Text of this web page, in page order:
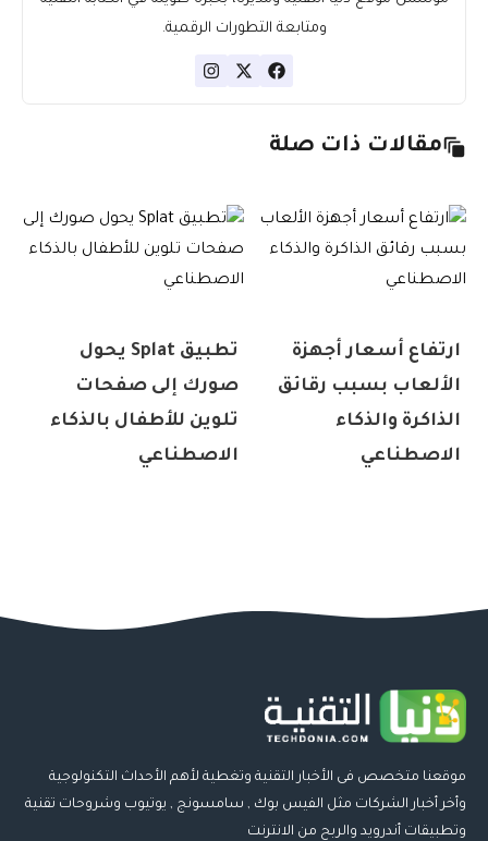
ومتابعة التطورات الرقمية.
مقالات ذات صلة
ارتفاع أسعار أجهزة
الألعاب بسبب رقائق
الذاكرة والذكاء
الاصطناعي
تطبيق Splat يحول
صورك إلى صفحات
تلوين للأطفال بالذكاء
الاصطناعي
موقعنا متخصص فى الأخبار التقنية وتغطية لأهم الأحداث التكنولوجية
وأخر أخبار الشركات مثل الفيس بوك , سامسونج , يوتيوب وشروحات تقنية
وتطبيقات أندرويد والربح من الانترنت